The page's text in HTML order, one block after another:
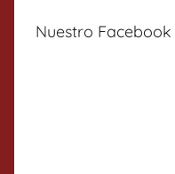
Nuestro Facebook